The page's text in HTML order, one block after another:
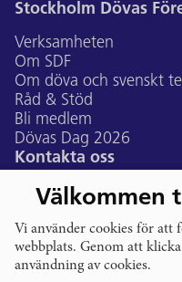
Stockholm Dövas
Verksamheten
Om SDF
Om döva och svenskt
Råd & Stöd
Bli medlem
Dövas Dag 2026
Kontakta oss
Bildtelefon:
E-post:
Gustavslundsvägen
Följ oss
Välkommen
Vi använder cookies för att
webbplats. Genom att klicka
användning av cookies.